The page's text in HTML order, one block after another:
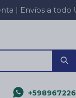
| Envíos a todo